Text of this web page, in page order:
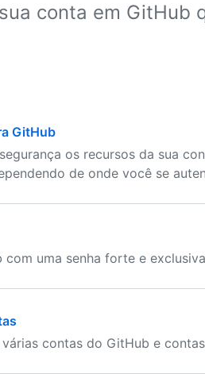
conta em GitHub
GitHub
os recursos da sua
de onde você se
uma senha forte e
contas do GitHub e